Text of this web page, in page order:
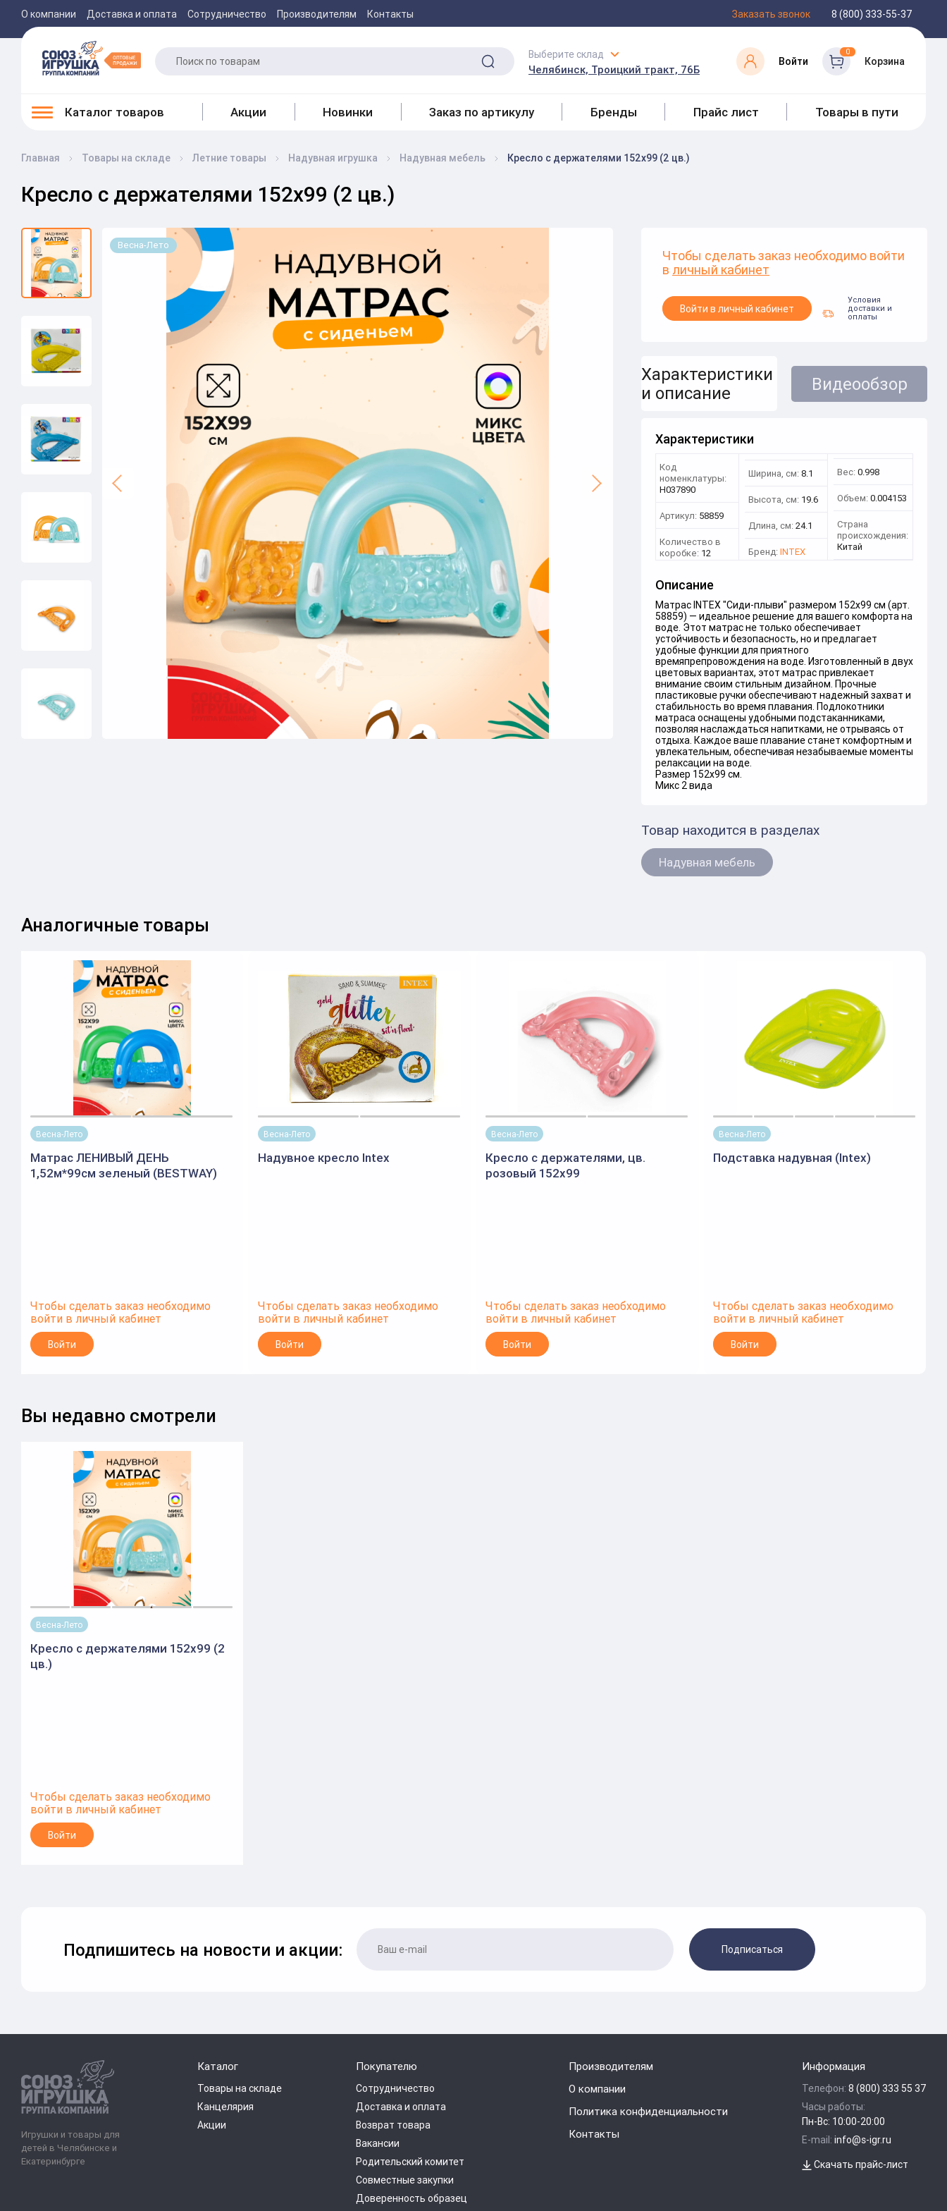
О компании Доставка и оплата Сотрудничество Производителям Контакты Заказать звонок 8 (800) 333-55-37
Выберите склад
Челябинск, Троицкий тракт, 76Б
Войти
0
Корзина
Каталог товаров Акции Новинки Заказ по артикулу Бренды Прайс лист Товары в пути
Главная Товары на складе Летние товары Надувная игрушка Надувная мебель Кресло с держателями 152х99 (2 цв.)
Кресло с держателями 152х99 (2 цв.)
Весна-Лето
Чтобы сделать заказ необходимо войти
в личный кабинет
Войти в личный кабинет
Условия
доставки и
оплаты
Характеристики
и описание
Видеообзор
Характеристики
Код
номенклатуры:
Н037890
Артикул: 58859
Количество в
коробке: 12
Ширина, см: 8.1
Высота, см: 19.6
Длина, см: 24.1
Бренд: INTEX
Вес: 0.998
Объем: 0.004153
Страна
происхождения:
Китай
Описание
Матрас INTEX "Сиди-плыви" размером 152х99 см (арт.
58859) — идеальное решение для вашего комфорта на
воде. Этот матрас не только обеспечивает
устойчивость и безопасность, но и предлагает
удобные функции для приятного
времяпрепровождения на воде. Изготовленный в двух
цветовых вариантах, этот матрас привлекает
внимание своим стильным дизайном. Прочные
пластиковые ручки обеспечивают надежный захват и
стабильность во время плавания. Подлокотники
матраса оснащены удобными подстаканниками,
позволяя наслаждаться напитками, не отрываясь от
отдыха. Каждое ваше плавание станет комфортным и
увлекательным, обеспечивая незабываемые моменты
релаксации на воде.
Размер 152х99 см.
Микс 2 вида
Товар находится в разделах
Надувная мебель
Аналогичные товары
Весна-Лето
Матрас ЛЕНИВЫЙ ДЕНЬ
1,52м*99см зеленый (BESTWAY)
Чтобы сделать заказ необходимо
войти в личный кабинет
Войти
Весна-Лето
Надувное кресло Intex
Чтобы сделать заказ необходимо
войти в личный кабинет
Войти
Весна-Лето
Кресло с держателями, цв.
розовый 152х99
Чтобы сделать заказ необходимо
войти в личный кабинет
Войти
Весна-Лето
Подставка надувная (Intex)
Чтобы сделать заказ необходимо
войти в личный кабинет
Войти
Вы недавно смотрели
Весна-Лето
Кресло с держателями 152х99 (2
цв.)
Чтобы сделать заказ необходимо
войти в личный кабинет
Войти
Подпишитесь на новости и акции: Подписаться
Игрушки и товары для
детей в Челябинске и
Екатеринбурге
Каталог
Товары на складе
Канцелярия
Акции
Покупателю
Сотрудничество
Доставка и оплата
Возврат товара
Вакансии
Родительский комитет
Совместные закупки
Доверенность образец
Производителям
О компании
Политика конфиденциальности
Контакты
Информация
Телефон: 8 (800) 333 55 37
Часы работы:
Пн-Вс: 10:00-20:00
E-mail: info@s-igr.ru
Скачать прайс-лист